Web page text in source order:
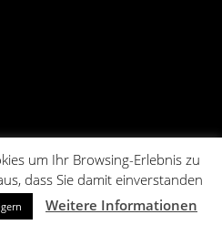
um Ihr Browsing-Erlebnis zu
dass Sie damit einverstanden
Weitere Informationen